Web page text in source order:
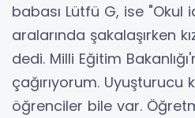
babası Lütfü G, ise "Okul
aralarında şakalaşırken
dedi. Milli Eğitim
çağırıyorum. Uyuşturucu
öğrenciler bile var.